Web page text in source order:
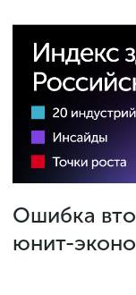
Ошибка
юнит-